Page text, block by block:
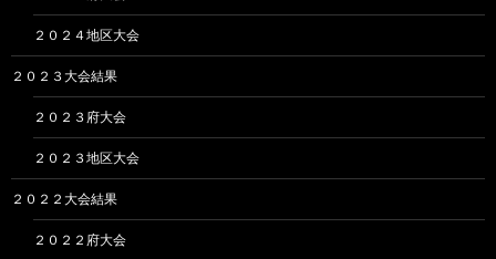
２０２４地区大会
２０２３大会結果
２０２３府大会
２０２３地区大会
２０２２大会結果
２０２２府大会